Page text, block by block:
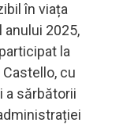
în viața
anului 2025,
la
cu
a sărbătorii